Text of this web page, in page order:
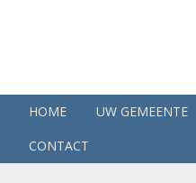
HOME UW GEMEENTE
CONTACT